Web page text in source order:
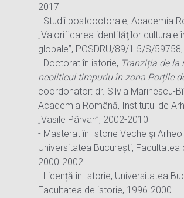
2017
- Studii postdoctorale, Academia
„Valorificarea identităţilor culturale
globale”, POSDRU/89/1.5/S/
- Doctorat în istorie, Tranziția de la
neoliticul timpuriu în zona Porțile
coordonator: dr. Silvia Marinescu-
Academia Română, Institutul de
„Vasile Pârvan”, 2002-2010
- Masterat în Istorie Veche și
Universitatea București, Facultatea
2000-2002
- Licență în Istorie, Universitatea
Facultatea de istorie, 1996-2000